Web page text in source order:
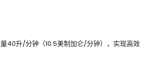
40升/分钟（10.5美制加仑/分钟），实现高效